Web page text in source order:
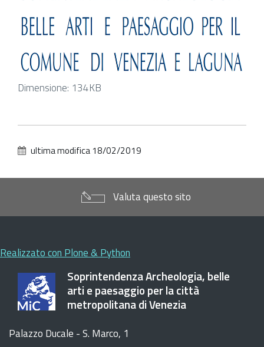
Clicca
alle
originali…
Dimensione: 134KB
ultima modifica 18/02/2019
Valuta questo sito
Realizzato con Plone & Python
Soprintendenza Archeologia, belle
arti e paesaggio per la città
metropolitana di Venezia
Palazzo Ducale - S. Marco, 1